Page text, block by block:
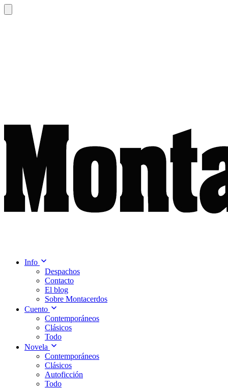
Info
Despachos
Contacto
El blog
Sobre Montacerdos
Cuento
Contemporáneos
Clásicos
Todo
Novela
Contemporáneos
Clásicos
Autoficción
Todo